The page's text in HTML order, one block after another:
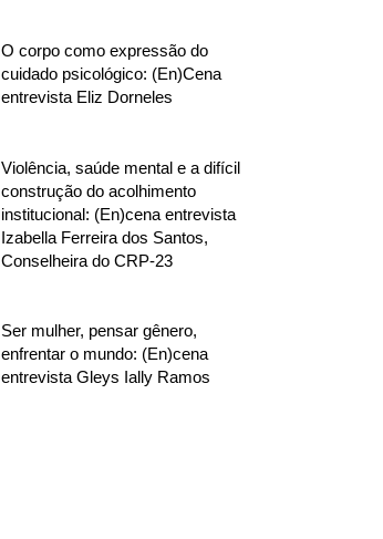
O corpo como expressão do
cuidado psicológico: (En)Cena
entrevista Eliz Dorneles
Violência, saúde mental e a difícil
construção do acolhimento
institucional: (En)cena entrevista
Izabella Ferreira dos Santos,
Conselheira do CRP-23
Ser mulher, pensar gênero,
enfrentar o mundo: (En)cena
entrevista Gleys Ially Ramos